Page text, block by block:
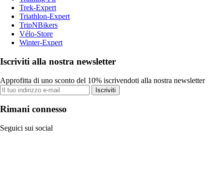
Trek-Expert
Triathlon-Expert
TripNBikers
Vélo-Store
Winter-Expert
Iscriviti alla nostra newsletter
Approfitta di uno sconto del 10% iscrivendoti alla nostra newsletter
Iscriviti
Rimani connesso
Seguici sui social